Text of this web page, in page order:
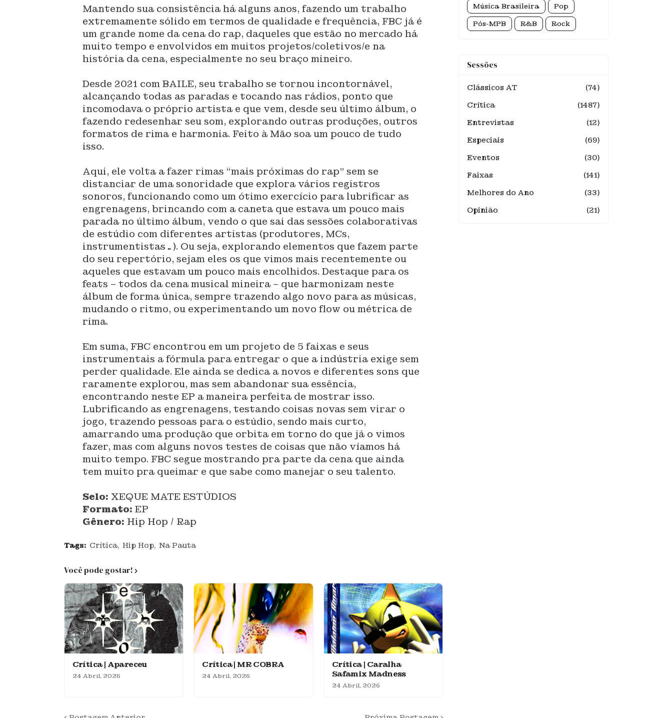
Mantendo sua consistência há alguns anos, fazendo um trabalho
extremamente sólido em termos de qualidade e frequência, FBC já é
um grande nome da cena do rap, daqueles que estão no mercado há
muito tempo e envolvidos em muitos projetos/coletivos/e na
história da cena, especialmente no seu braço mineiro.
Desde 2021 com BAILE, seu trabalho se tornou incontornável,
alcançando todas as paradas e tocando nas rádios, ponto que
incomodava o próprio artista e que vem, desde seu último álbum, o
fazendo redesenhar seu som, explorando outras produções, outros
formatos de rima e harmonia. Feito à Mão soa um pouco de tudo
isso.
Aqui, ele volta a fazer rimas “mais próximas do rap” sem se
distanciar de uma sonoridade que explora vários registros
sonoros, funcionando como um ótimo exercício para lubrificar as
engrenagens, brincando com a caneta que estava um pouco mais
parada no último álbum, vendo o que sai das sessões colaborativas
de estúdio com diferentes artistas (produtores, MCs,
instrumentistas…). Ou seja, explorando elementos que fazem parte
do seu repertório, sejam eles os que vimos mais recentemente ou
aqueles que estavam um pouco mais encolhidos. Destaque para os
feats – todos da cena musical mineira – que harmonizam neste
álbum de forma única, sempre trazendo algo novo para as músicas,
mudando o ritmo, ou experimentando um novo flow ou métrica de
rima.
Em suma, FBC encontrou em um projeto de 5 faixas e seus
instrumentais a fórmula para entregar o que a indústria exige sem
perder qualidade. Ele ainda se dedica a novos e diferentes sons que
raramente explorou, mas sem abandonar sua essência,
encontrando neste EP a maneira perfeita de mostrar isso.
Lubrificando as engrenagens, testando coisas novas sem virar o
jogo, trazendo pessoas para o estúdio, sendo mais curto,
amarrando uma produção que orbita em torno do que já o vimos
fazer, mas com alguns novos testes de coisas que não víamos há
muito tempo. FBC segue mostrando pra parte da cena que ainda
tem muito pra queimar e que sabe como manejar o seu talento.
Selo: XEQUE MATE ESTÚDIOS
Formato: EP
Gênero: Hip Hop / Rap
Tags: Crítica Hip Hop Na Pauta
Você pode gostar!
Crítica | Apareceu
24 Abril, 2026
Crítica | MR COBRA
24 Abril, 2026
Crítica | Caralha
Safamix Madness
24 Abril, 2026
Música Brasileira Pop
Pós-MPB R&B Rock
Sessões
Clássicos AT
(74)
Crítica
(1487)
Entrevistas
(12)
Especiais
(69)
Eventos
(30)
Faixas
(141)
Melhores do Ano
(33)
Opinião
(21)